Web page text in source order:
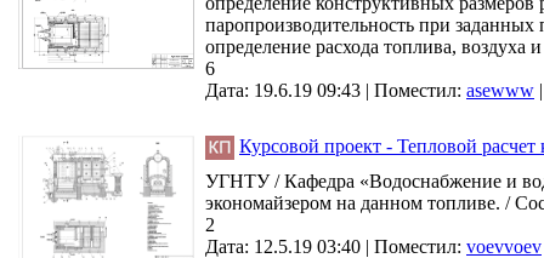
паропроизводительность при
определение расхода топлива, воздуха
6
Дата: 19.6.19 09:43 | Поместил: asewww
Курсовой проект - Тепловой
УГНТУ / Кафедра «Водоснабжение и
экономайзером на данном топливе. /
2
Дата: 12.5.19 03:40 | Поместил: voevvoev